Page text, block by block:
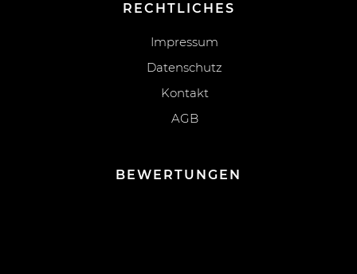
RECHTLICHES
Impressum
Datenschutz
Kontakt
AGB
BEWERTUNGEN